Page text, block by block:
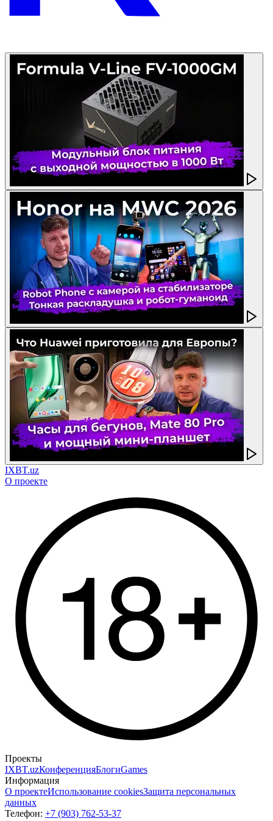
IXBT.uz
О проекте
Проекты
IXBT.uzКонференцияБлогиGames
Информация
О проектеИспользование cookiesЗащита персональных
данных
Телефон: +7 (903) 762-53-37